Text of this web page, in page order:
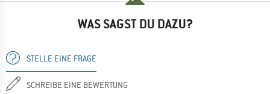
WAS SAGST DU DAZU?
STELLE EINE FRAGE
SCHREIBE EINE BEWERTUNG